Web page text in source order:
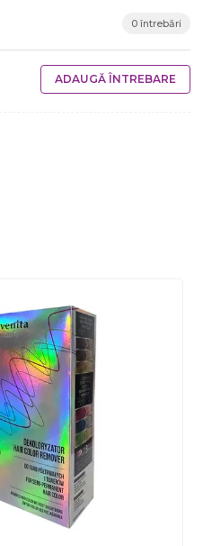
0 întrebări
ADAUGĂ ÎNTREBARE